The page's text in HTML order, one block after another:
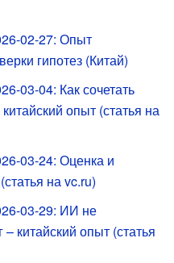
02-27: Опыт
гипотез (Китай)
03-04: Как сочетать
опыт (статья на
03-24: Оценка и
на vc.ru)
03-29: ИИ не
китайский опыт (статья